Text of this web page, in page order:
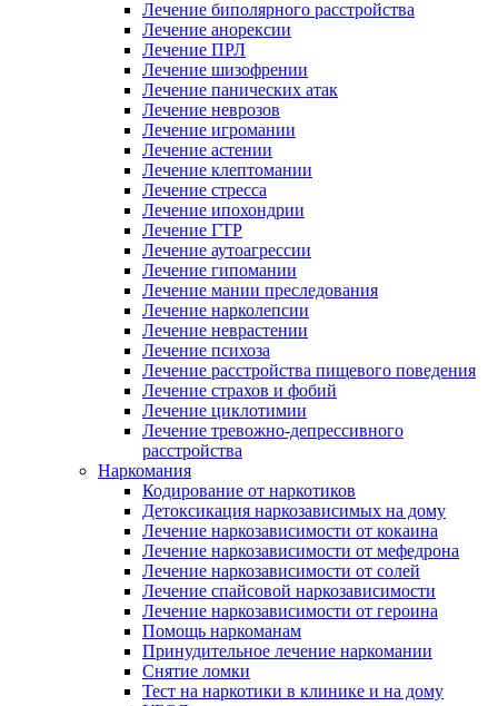
Лечение биполярного расстройства
Лечение анорексии
Лечение ПРЛ
Лечение шизофрении
Лечение панических атак
Лечение неврозов
Лечение игромании
Лечение астении
Лечение клептомании
Лечение стресса
Лечение ипохондрии
Лечение ГТР
Лечение аутоагрессии
Лечение гипомании
Лечение мании преследования
Лечение нарколепсии
Лечение неврастении
Лечение психоза
Лечение расстройства пищевого поведения
Лечение страхов и фобий
Лечение циклотимии
Лечение тревожно-депрессивного
расстройства
Наркомания
Кодирование от наркотиков
Детоксикация наркозависимых на дому
Лечение наркозависимости от кокаина
Лечение наркозависимости от мефедрона
Лечение наркозависимости от солей
Лечение спайсовой наркозависимости
Лечение наркозависимости от героина
Помощь наркоманам
Принудительное лечение наркомании
Снятие ломки
Тест на наркотики в клинике и на дому